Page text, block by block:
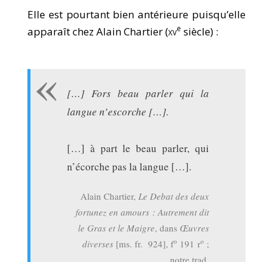
Elle est pourtant bien antérieure puisqu’elle
apparaît chez Alain Chartier (xve siècle) :
[…] Fors beau parler qui la
langue n’escorche […].
[…] à part le beau parler, qui
n’écorche pas la langue […].
Alain Chartier,Le Debat des deux
fortunez en amours : Autrement dit
le Gras et le Maigre, dansŒuvres
diverses [ms. fr. 924], fo 191 ro ;
notre trad.